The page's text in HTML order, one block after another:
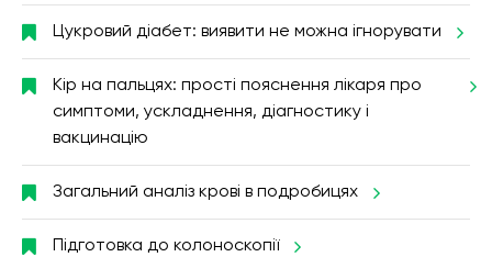
Цукровий діабет: виявити не можна ігнорувати
Кір на пальцях: прості пояснення лікаря про
симптоми, ускладнення, діагностику і
вакцинацію
Загальний аналіз крові в подробицях
Підготовка до колоноскопії